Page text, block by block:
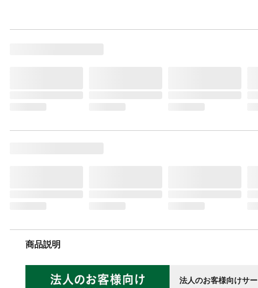
商品説明
法人のお客様向けサ